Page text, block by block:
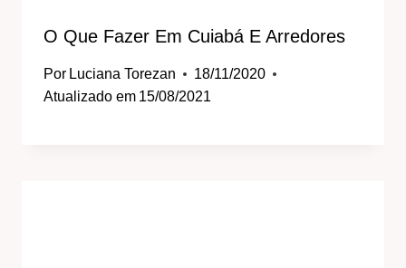
O Que Fazer Em Cuiabá E Arredores
Por Luciana Torezan
18/11/2020
Atualizado em 15/08/2021